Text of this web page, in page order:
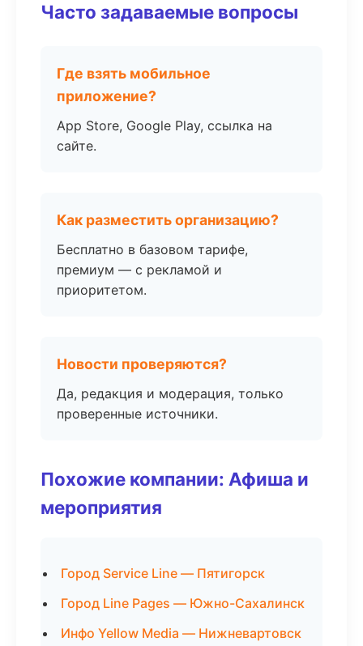
Часто задаваемые вопросы
Где взять мобильное
приложение?
App Store, Google Play, ссылка на
сайте.
Как разместить организацию?
Бесплатно в базовом тарифе,
премиум — с рекламой и
приоритетом.
Новости проверяются?
Да, редакция и модерация, только
проверенные источники.
Похожие компании: Афиша и
мероприятия
Город Service Line — Пятигорск
Город Line Pages — Южно-Сахалинск
Инфо Yellow Media — Нижневартовск